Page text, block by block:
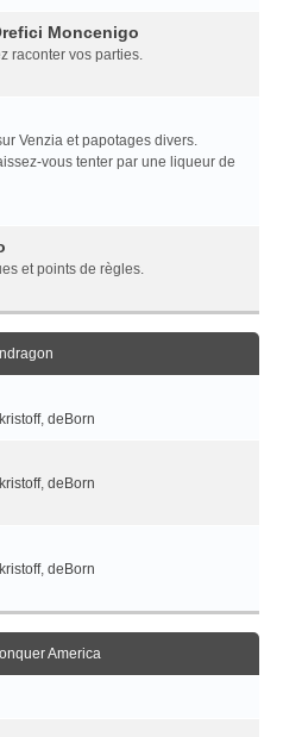
Moncenigo
raconter vos parties.
Venzia et papotages divers.
vous tenter par une liqueur de
et points de règles.
kristoff, deBorn
kristoff, deBorn
kristoff, deBorn
America